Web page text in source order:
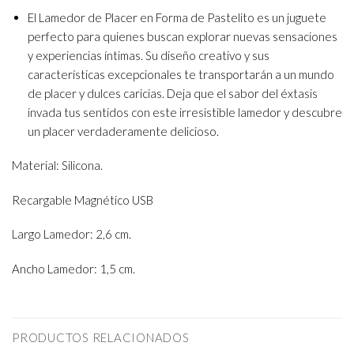
El Lamedor de Placer en Forma de Pastelito es un juguete
perfecto para quienes buscan explorar nuevas sensaciones
y experiencias íntimas. Su diseño creativo y sus
características excepcionales te transportarán a un mundo
de placer y dulces caricias. Deja que el sabor del éxtasis
invada tus sentidos con este irresistible lamedor y descubre
un placer verdaderamente delicioso.
Material: Silicona.
Recargable Magnético USB
Largo Lamedor: 2,6 cm.
Ancho Lamedor: 1,5 cm.
PRODUCTOS RELACIONADOS